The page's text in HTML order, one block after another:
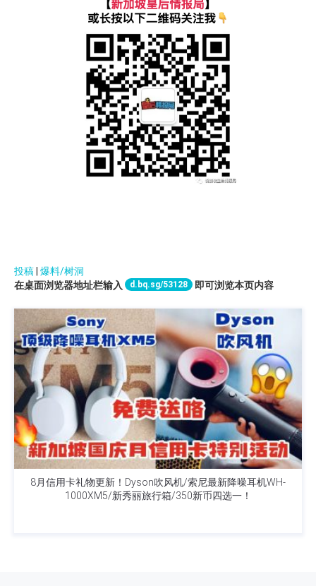
投稿 爆料/树洞
在桌面浏览器地址栏输入
d.bq.sg/53128 即可浏览本页内容
8月信用卡礼物更新！Dyson吹风机/索尼最新降噪耳机WH-
1000XM5/新秀丽旅行箱/350新币四选一！